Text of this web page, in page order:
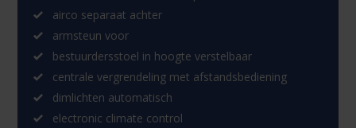
airco separaat achter
armsteun voor
bestuurdersstoel in hoogte verstelbaar
centrale vergrendeling met afstandsbediening
dimlichten automatisch
electronic climate control